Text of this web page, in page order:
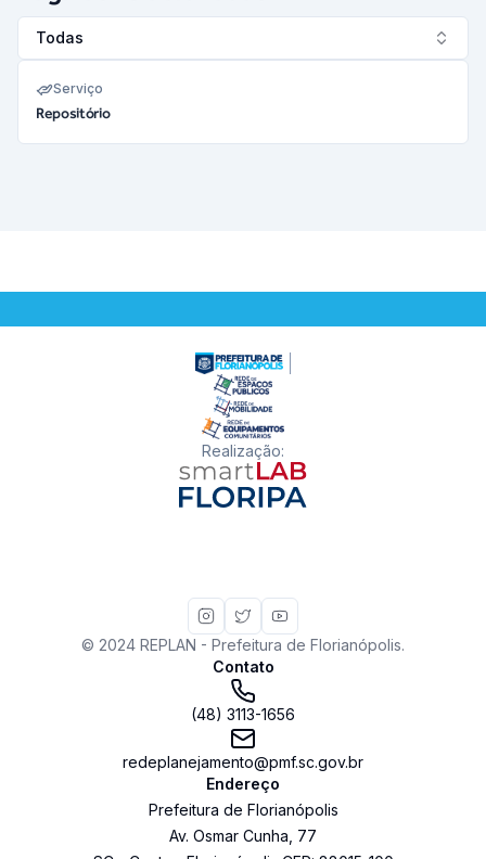
Serviço
Repositório
Todas
Realização:
© 2024 REPLAN - Prefeitura de Florianópolis.
Contato
(48) 3113-1656
redeplanejamento@pmf.sc.gov.br
Endereço
Prefeitura de Florianópolis
Av. Osmar Cunha 77